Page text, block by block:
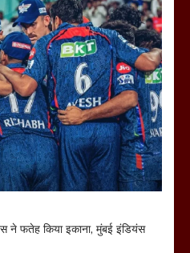
फतेह किया इकाना, मुंबई इंडियंस